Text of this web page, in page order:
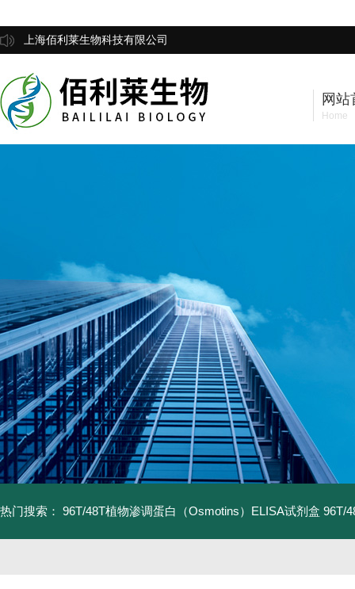
上海佰利莱生物科技有限公司
网站
Home
热门搜索： 96T/48T植物渗调蛋白（Osmotins）ELISA试剂盒 96T/